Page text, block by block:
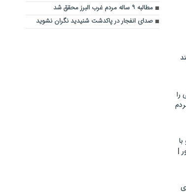
را
|
مطالبه ۹ ساله مردم غرب البرز محقق شد
صدای انفجار در پاکدشت شنیدید نگران نشوید